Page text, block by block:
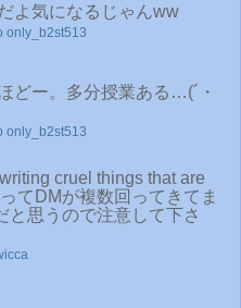
よ気になるじゃんww
only_b2st513
どー。多分授業ある…(´・
only_b2st513
cruel things that are
てDMが複数回ってきてま
と思うので注意して下さ